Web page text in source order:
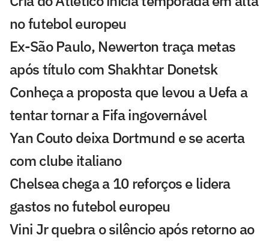
no futebol europeu
Ex-São Paulo, Newerton traça metas
após título com Shakhtar Donetsk
Conheça a proposta que levou a Uefa a
tentar tornar a Fifa ingovernável
Yan Couto deixa Dortmund e se acerta
com clube italiano
Chelsea chega a 10 reforços e lidera
gastos no futebol europeu
Vini Jr quebra o silêncio após retorno ao